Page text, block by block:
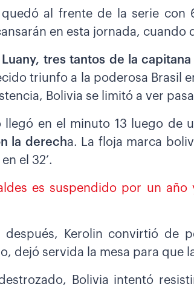
quedó al frente de la serie
en esta jornada, cuando
tres tantos de la
triunfo a la poderosa Brasil
Bolivia se limitó a ver
llegó en el minuto 13 luego de
la derecha. La floja marca
el 32’.
es suspendido por un
después, Kerolin convirtió de
dejó servida la mesa para que
Bolivia intentó